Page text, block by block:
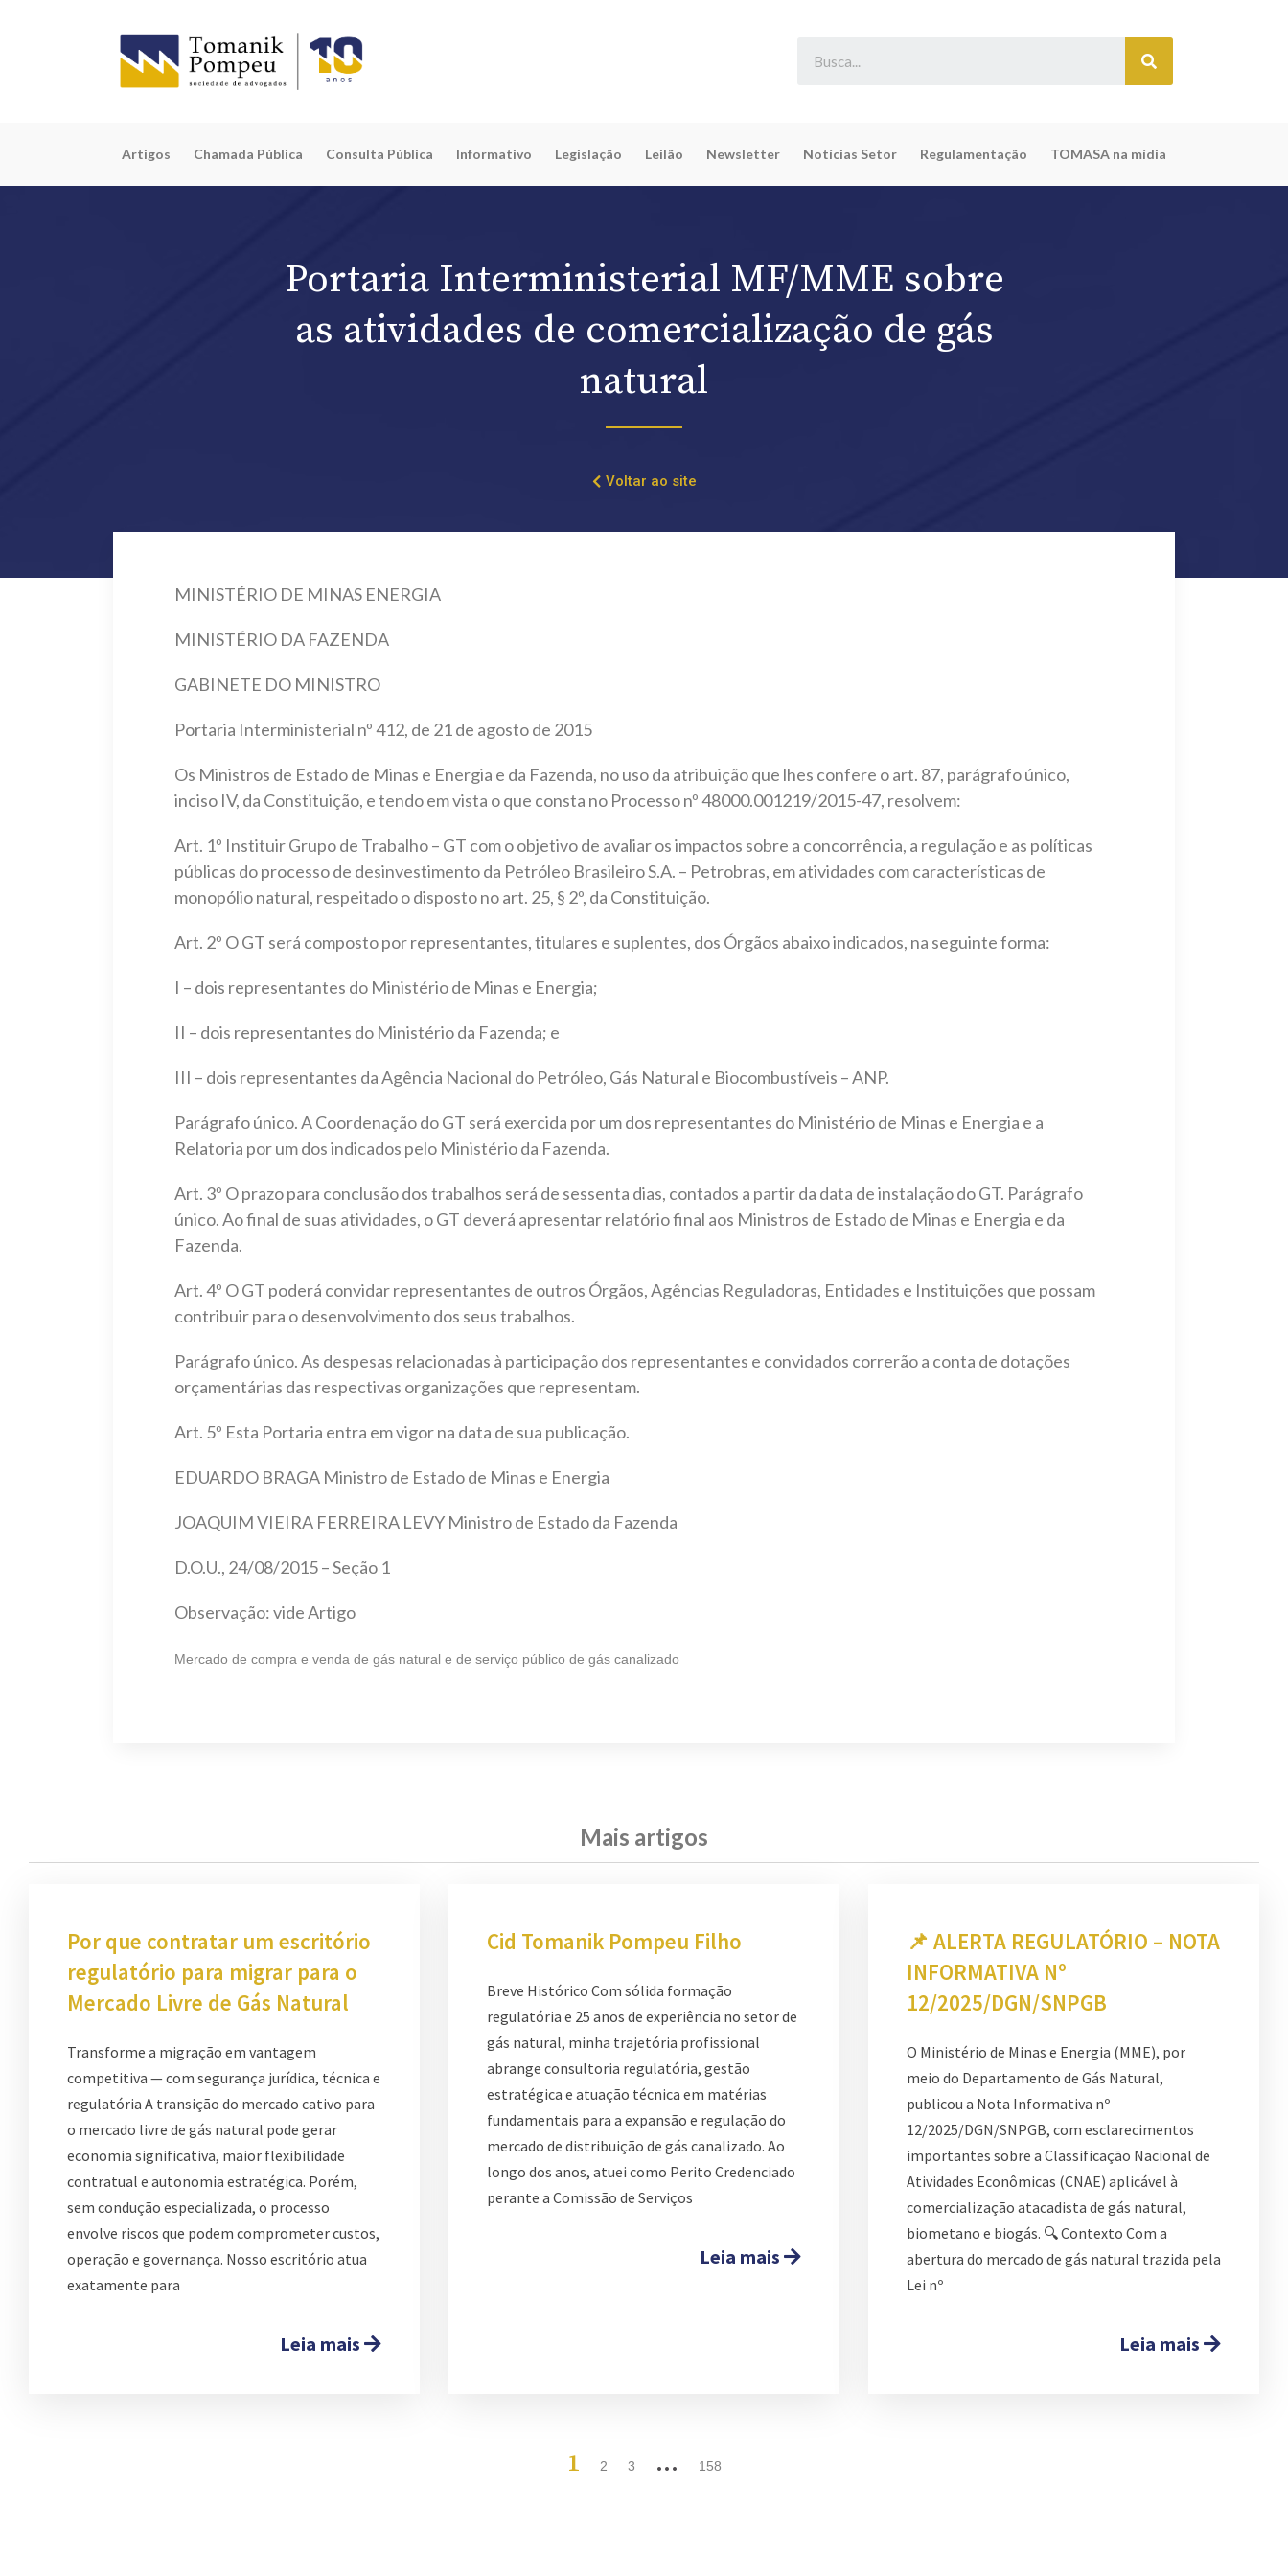
Artigos Chamada Pública Consulta Pública Informativo Legislação Leilão Newsletter Notícias Setor Regulamentação TOMASA na mídia
Portaria Interministerial MF/MME sobre
as atividades de comercialização de gás
natural
Voltar ao site
MINISTÉRIO DE MINAS ENERGIA
MINISTÉRIO DA FAZENDA
GABINETE DO MINISTRO
Portaria Interministerial nº 412, de 21 de agosto de 2015
Os Ministros de Estado de Minas e Energia e da Fazenda, no uso da atribuição que lhes confere o art. 87, parágrafo único,
inciso IV, da Constituição, e tendo em vista o que consta no Processo nº 48000.001219/2015-47, resolvem:
Art. 1º Instituir Grupo de Trabalho – GT com o objetivo de avaliar os impactos sobre a concorrência, a regulação e as políticas
públicas do processo de desinvestimento da Petróleo Brasileiro S.A. – Petrobras, em atividades com características de
monopólio natural, respeitado o disposto no art. 25, § 2º, da Constituição.
Art. 2º O GT será composto por representantes, titulares e suplentes, dos Órgãos abaixo indicados, na seguinte forma:
I – dois representantes do Ministério de Minas e Energia;
II – dois representantes do Ministério da Fazenda; e
III – dois representantes da Agência Nacional do Petróleo, Gás Natural e Biocombustíveis – ANP.
Parágrafo único. A Coordenação do GT será exercida por um dos representantes do Ministério de Minas e Energia e a
Relatoria por um dos indicados pelo Ministério da Fazenda.
Art. 3º O prazo para conclusão dos trabalhos será de sessenta dias, contados a partir da data de instalação do GT. Parágrafo
único. Ao final de suas atividades, o GT deverá apresentar relatório final aos Ministros de Estado de Minas e Energia e da
Fazenda.
Art. 4º O GT poderá convidar representantes de outros Órgãos, Agências Reguladoras, Entidades e Instituições que possam
contribuir para o desenvolvimento dos seus trabalhos.
Parágrafo único. As despesas relacionadas à participação dos representantes e convidados correrão a conta de dotações
orçamentárias das respectivas organizações que representam.
Art. 5º Esta Portaria entra em vigor na data de sua publicação.
EDUARDO BRAGA Ministro de Estado de Minas e Energia
JOAQUIM VIEIRA FERREIRA LEVY Ministro de Estado da Fazenda
D.O.U., 24/08/2015 – Seção 1
Observação: vide Artigo
Mercado de compra e venda de gás natural e de serviço público de gás canalizado
Mais artigos
Por que contratar um escritório
regulatório para migrar para o
Mercado Livre de Gás Natural
Transforme a migração em vantagem
competitiva — com segurança jurídica, técnica e
regulatória A transição do mercado cativo para
o mercado livre de gás natural pode gerar
economia significativa, maior flexibilidade
contratual e autonomia estratégica. Porém,
sem condução especializada, o processo
envolve riscos que podem comprometer custos,
operação e governança. Nosso escritório atua
exatamente para
Leia mais
Cid Tomanik Pompeu Filho
Breve Histórico Com sólida formação
regulatória e 25 anos de experiência no setor de
gás natural, minha trajetória profissional
abrange consultoria regulatória, gestão
estratégica e atuação técnica em matérias
fundamentais para a expansão e regulação do
mercado de distribuição de gás canalizado. Ao
longo dos anos, atuei como Perito Credenciado
perante a Comissão de Serviços
Leia mais
📌 ALERTA REGULATÓRIO – NOTA
INFORMATIVA Nº
12/2025/DGN/SNPGB
O Ministério de Minas e Energia (MME), por
meio do Departamento de Gás Natural,
publicou a Nota Informativa nº
12/2025/DGN/SNPGB, com esclarecimentos
importantes sobre a Classificação Nacional de
Atividades Econômicas (CNAE) aplicável à
comercialização atacadista de gás natural,
biometano e biogás. 🔍 Contexto Com a
abertura do mercado de gás natural trazida pela
Lei nº
Leia mais
1 2 3 … 158